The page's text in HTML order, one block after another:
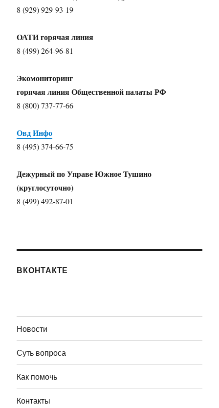
8 (929) 929-93-19
ОАТИ горячая линия
8 (499) 264-96-81
Экомониторинг
горячая линия Общественной палаты РФ
8 (800) 737-77-66
Овд Инфо
8 (495) 374-66-75
Дежурный по Управе Южное Тушино
(круглосуточно)
8 (499) 492-87-01
ВКОНТАКТЕ
Новости
Суть вопроса
Как помочь
Контакты